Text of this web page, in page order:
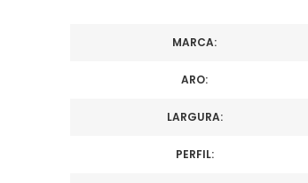
MARCA:
ARO:
LARGURA:
PERFIL: